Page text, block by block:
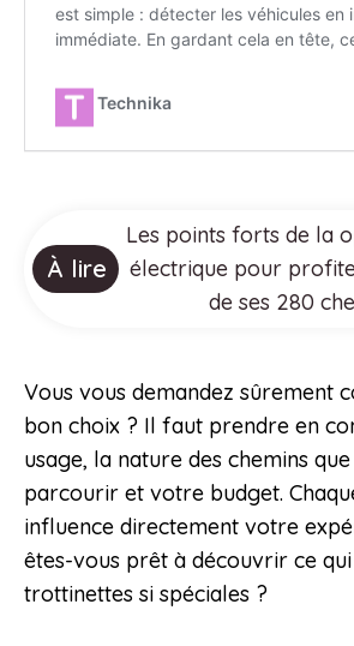
À lire
Les points forts de la
électrique pour
de ses 280
Vous vous demandez sûrement
bon choix ? Il faut prendre en
usage, la nature des chemins
parcourir et votre budget.
influence directement votre
êtes-vous prêt à découvrir ce
trottinettes si spéciales ?